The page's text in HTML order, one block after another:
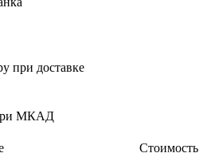
при доставке
МКАД
Стоимость